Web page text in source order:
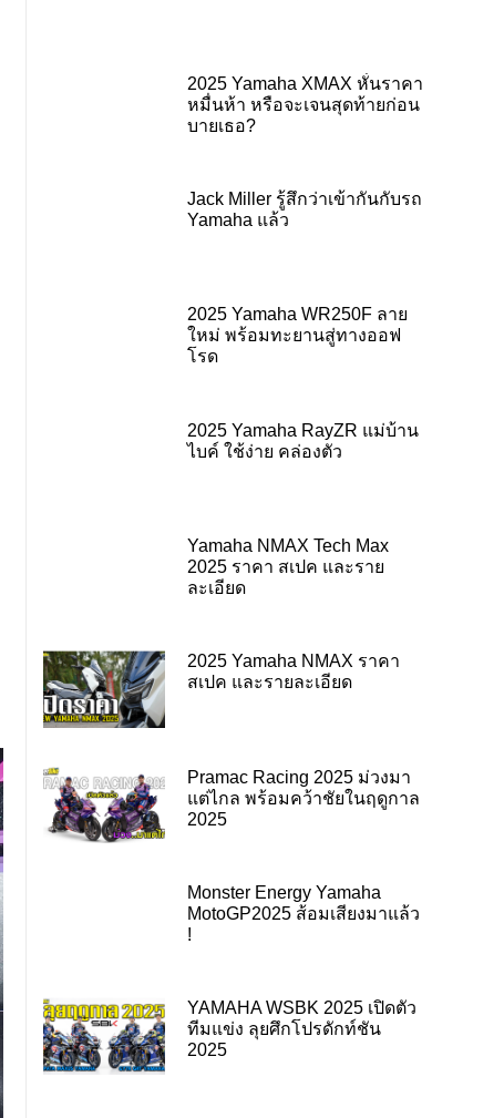
2025 Yamaha XMAX หั่นราคา
หมื่นห้า หรือจะเจนสุดท้ายก่อน
บายเธอ?
Jack Miller รู้สึกว่าเข้ากันกับรถ
Yamaha แล้ว
2025 Yamaha WR250F ลาย
ใหม่ พร้อมทะยานสู่ทางออฟ
โรด
2025 Yamaha RayZR แม่บ้าน
ไบค์ ใช้ง่าย คล่องตัว
Yamaha NMAX Tech Max
2025 ราคา สเปค และราย
ละเอียด
2025 Yamaha NMAX ราคา
สเปค และรายละเอียด
Pramac Racing 2025 ม่วงมา
แต่ไกล พร้อมคว้าชัยในฤดูกาล
2025
Monster Energy Yamaha
MotoGP2025 ส้อมเสียงมาแล้ว
!
YAMAHA WSBK 2025 เปิดตัว
ทีมแข่ง ลุยศึกโปรดักท์ชัน
2025